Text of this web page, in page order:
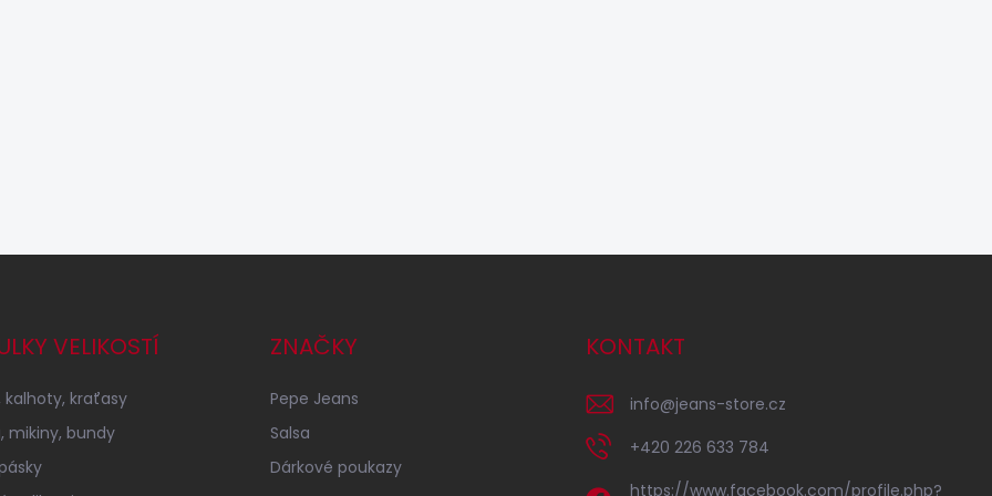
VELIKOSTÍ
kalhoty, kraťasy
mikiny, bundy
ZNAČKY
Pepe Jeans
Salsa
Dárkové poukazy
KONTAKT
info@jeans-store.cz
+420 226 633 784
https://www.facebook.com/profile.php?